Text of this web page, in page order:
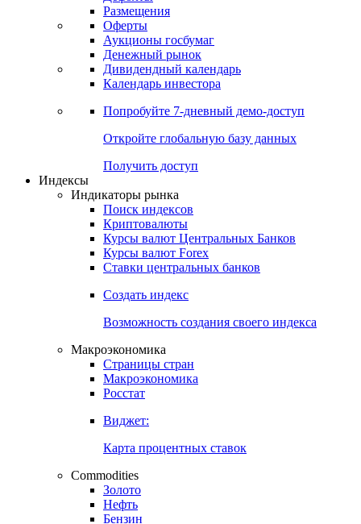
Получить доступ
Календарь
Календарь событий
Дефолты
Размещения
Оферты
Денежный рынок
Календарь инвестора
Попробуйте7-дневный
Откройте глобальную базу данных
Получить доступ
Индикаторы рынка
Поиск индексов
Курсы валют Центральных Банков
Ставки центральных банков
Создать индекс
Возможность создания своего индекса
Страницы стран
Росстат
Виджет:
Карта процентных ставок